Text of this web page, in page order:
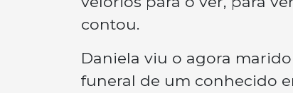
contou.
Daniela viu o agora
funeral de um conhecido